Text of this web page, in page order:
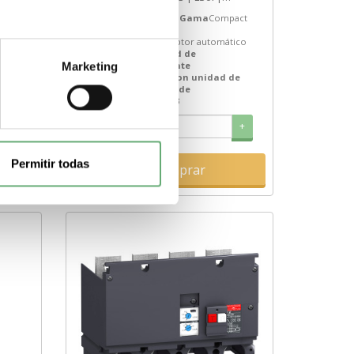
Marketing
Permitir todas
+
GamaCompact
componenteInterruptor automático
Calibre de la unidad de
disparo
Corriente
nominal
Funcion unidad de
control
Unidad de
control
Micrologic 2.3
- +
Comprar